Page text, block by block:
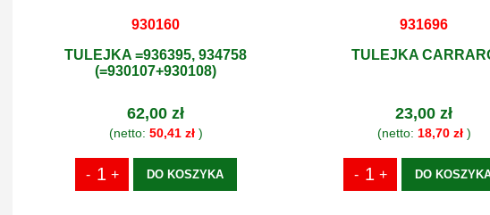
930160
TULEJKA =936395, 934758
(=930107+930108)
62,00 zł
(netto: 50,41 zł)
DO KOSZYKA
931696
TULEJKA
23,00 zł
(netto: 18,70 zł)
DO